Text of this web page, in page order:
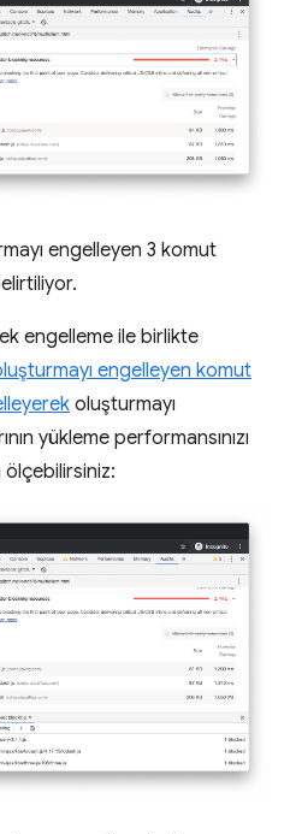
engelleyen 3 komut
engelleme ile birlikte
engelleyen komut
oluşturmayı
yükleme performansınızı
ölçebilirsiniz: